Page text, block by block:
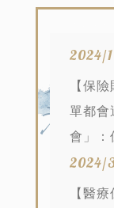
2024/
【保
單都會
會」：
2024/
【醫